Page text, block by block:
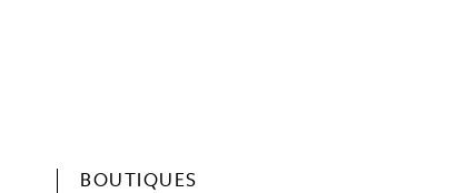
BOUTIQUES